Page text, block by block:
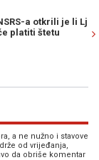
smjela koristiti
a ne nužno i stavove
od vrijeđanja,
da obriše komentar